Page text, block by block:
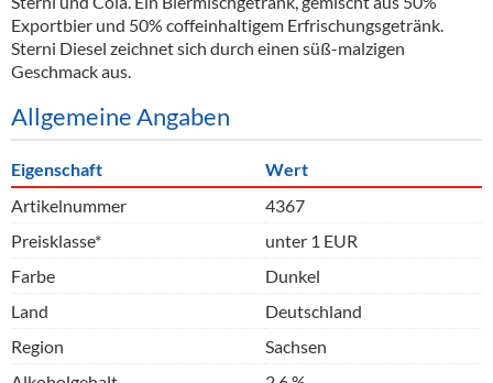
Exportbier und 50% coffeinhaltigem Erfrischungsgetränk.
Sterni Diesel zeichnet sich durch einen süß-malzigen
Geschmack aus.
Allgemeine Angaben
Eigenschaft
Wert
Artikelnummer
4367
Preisklasse*
unter 1 EUR
Farbe
Dunkel
Land
Deutschland
Region
Sachsen